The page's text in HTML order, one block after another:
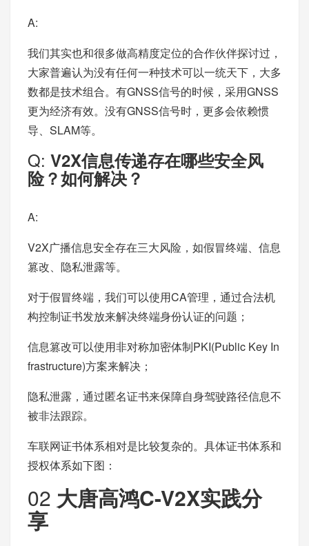
A:
我们其实也和很多做高精度定位的合作伙伴探讨过，
大家普遍认为没有任何一种技术可以一统天下，大多
数都是技术组合。有GNSS信号的时候，采用GNSS
更为经济有效。没有GNSS信号时，更多会依赖惯
导、SLAM等。
Q: V2X信息传递存在哪些安全风
险？如何解决？
A:
V2X广播信息安全存在三大风险，如假冒终端、信息
篡改、隐私泄露等。
对于假冒终端，我们可以使用CA管理，通过合法机
构控制证书发放来解决终端身份认证的问题；
信息篡改可以使用非对称加密体制PKI(Public Key In
frastructure)方案来解决；
隐私泄露，通过匿名证书来保障自身驾驶路径信息不
被非法跟踪。
车联网证书体系相对是比较复杂的。具体证书体系和
授权体系如下图：
02 大唐高鸿C-V2X实践分
享